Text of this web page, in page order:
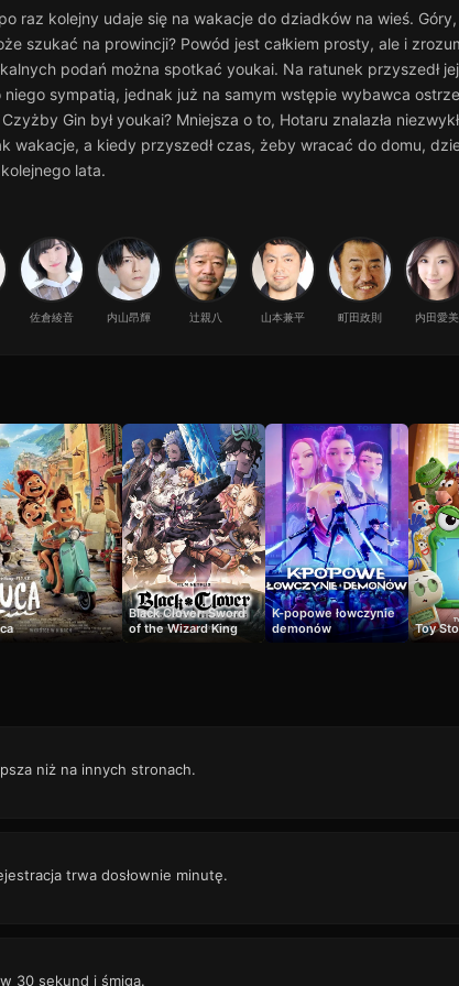
raz kolejny udaje się na wakacje do dziadków na wieś.
szukać na prowincji? Powód jest całkiem prosty, ale i
podań można spotkać youkai. Na ratunek przyszedł
niego sympatią, jednak już na samym wstępie wybawca
Gin był youkai? Mniejsza o to, Hotaru znalazła
wakacje, a kiedy przyszedł czas, żeby wracać do domu,
lata.
佐倉綾音 内山昂輝 辻親八 山本兼平 町田政則 内田愛美
Black Clover: Sword
of the Wizard King
K-popowe łowczynie
demonów
Toy
niż na innych stronach.
trwa dosłownie minutę.
30 sekund i śmiga.